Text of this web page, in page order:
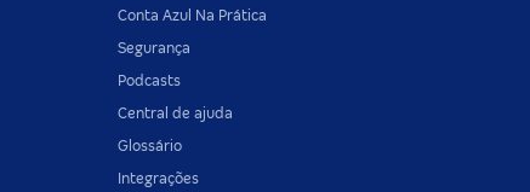
Conta Azul Na Prática
Segurança
Podcasts
Central de ajuda
Glossário
Integrações